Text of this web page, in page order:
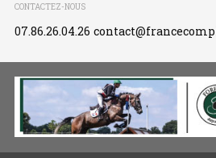
CONTACTEZ-NOUS
07.86.26.04.26